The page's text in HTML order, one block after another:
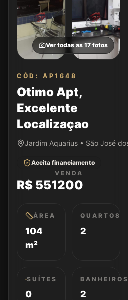
Ver todas as 17 fotos
CÓD: AP1648
Otimo Apt,
Excelente
Localizaçao
Jardim Aquarius • São José
Aceita financiamento
VENDA
R$ 551200
ÁREA
104
m²
QUARTOS
2
SUÍTES
0
BANHEIROS
2